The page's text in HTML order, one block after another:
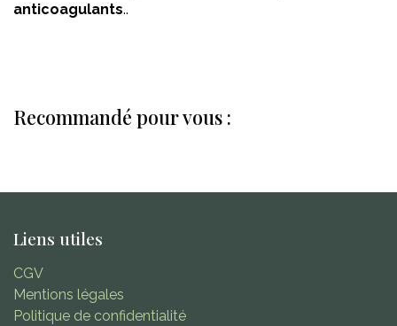
anticoagulants..
Recommandé pour vous :
Liens utiles
CGV
Mentions légales
Politique de confidentialité